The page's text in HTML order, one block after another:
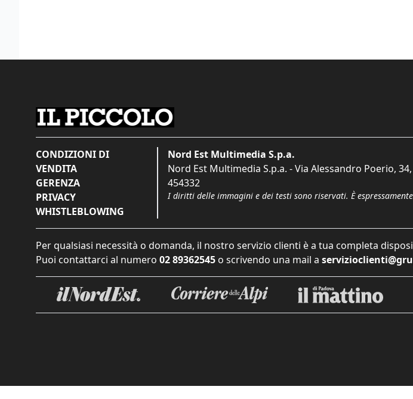
CONDIZIONI DI
VENDITA
GERENZA
PRIVACY
WHISTLEBLOWING
Nord Est Multimedia S.p.a.
Nord Est Multimedia S.p.a. - Via Alessandro Poerio, 34,
454332
I diritti delle immagini e dei testi sono riservati. È
Per qualsiasi necessità o domanda, il nostro servizio clienti è a tua completa
Puoi contattarci al numero 02 89362545 o scrivendo una mail a